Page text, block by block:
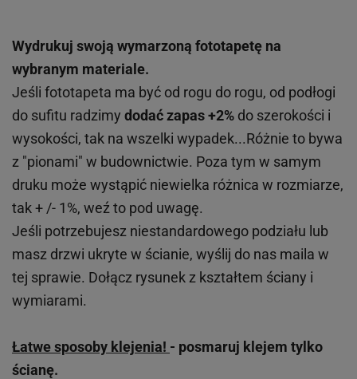
Wydrukuj swoją wymarzoną fototapetę na
wybranym materiale.
Jeśli fototapeta ma być od rogu do rogu, od podłogi
do sufitu radzimy dodać zapas +2% do szerokości i
wysokości, tak na wszelki wypadek...Różnie to bywa
z "pionami" w budownictwie. Poza tym w samym
druku może wystąpić niewielka różnica w rozmiarze,
tak + /- 1%, weź to pod uwagę.
Jeśli potrzebujesz niestandardowego podziału lub
masz drzwi ukryte w ścianie, wyślij do nas maila w
tej sprawie. Dołącz rysunek z kształtem ściany i
wymiarami.
Łatwe sposoby klejenia! - posmaruj klejem tylko
ścianę.